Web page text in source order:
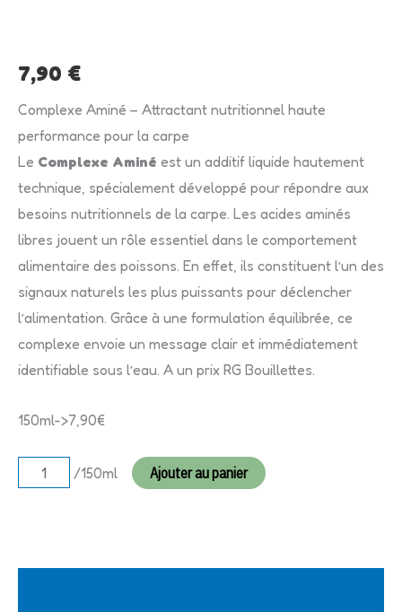
7,90 €
Complexe Aminé – Attractant nutritionnel haute
performance pour la carpe
Le Complexe Aminé est un additif liquide hautement
technique, spécialement développé pour répondre aux
besoins nutritionnels de la carpe. Les acides aminés
libres jouent un rôle essentiel dans le comportement
alimentaire des poissons. En effet, ils constituent l’un des
signaux naturels les plus puissants pour déclencher
l’alimentation. Grâce à une formulation équilibrée, ce
complexe envoie un message clair et immédiatement
identifiable sous l’eau. A un prix RG Bouillettes.
150ml->7,90€
Complexe
Aminé
/150ml Ajouter au panier